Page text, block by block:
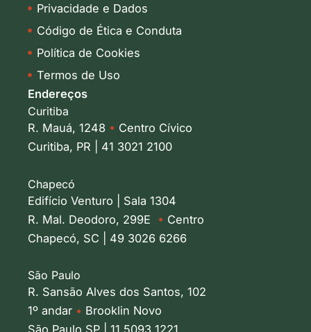
Privacidade e Dados
Código de Ética e Conduta
Política de Cookies
Termos de Uso
Endereços
Curitiba
R. Mauá, 1248 • Centro Cívico
Curitiba, PR | 41 3021 2100
Chapecó
Edifício Venturo | Sala 1304
R. Mal. Deodoro, 299E • Centro
Chapecó, SC | 49 3026 6266
São Paulo
R. Sansão Alves dos Santos, 102
1º andar • Brooklin Novo